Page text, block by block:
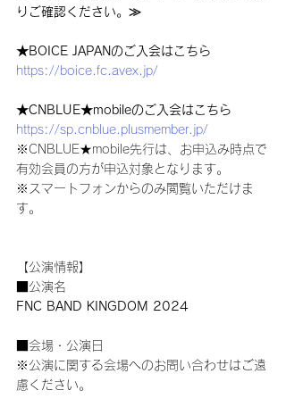
りご確認ください。≫
★BOICE JAPANのご入会はこちら
https://boice.fc.avex.jp/
★CNBLUE★mobileのご入会はこちら
https://sp.cnblue.plusmember.jp/
※CNBLUE★mobile先行は、お申込み時点で
有効会員の方が申込対象となります。
※スマートフォンからのみ閲覧いただけま
す。
【公演情報】
■公演名
FNC BAND KINGDOM 2024
■会場・公演日
※公演に関する会場へのお問い合わせはご遠
慮ください。